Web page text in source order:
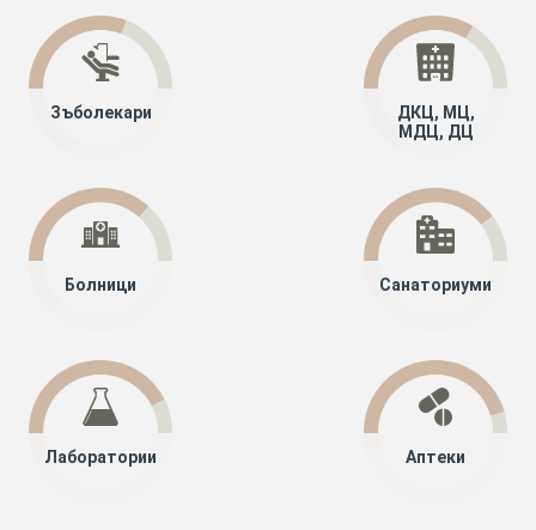
Зъболекари
ДКЦ, МЦ,
МДЦ, ДЦ
Болници Санаториуми
Лаборатории Аптеки